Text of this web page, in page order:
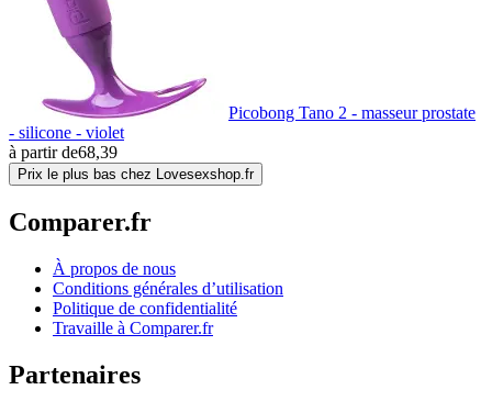
Picobong Tano 2 - masseur prostate
- silicone - violet
à partir de68,39
Prix le plus bas chez Lovesexshop.fr
Comparer.fr
À propos de nous
Conditions générales d’utilisation
Politique de confidentialité
Travaille à Comparer.fr
Partenaires